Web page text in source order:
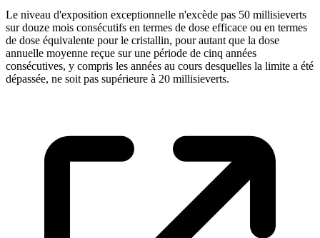
Le niveau d'exposition exceptionnelle n'excède pas 50 millisieverts
sur douze mois consécutifs en termes de dose efficace ou en termes
de dose équivalente pour le cristallin, pour autant que la dose
annuelle moyenne reçue sur une période de cinq années
consécutives, y compris les années au cours desquelles la limite a été
dépassée, ne soit pas supérieure à 20 millisieverts.